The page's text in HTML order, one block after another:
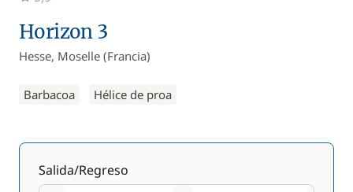
Horizon 3
Hesse, Moselle (Francia)
Barbacoa Hélice de proa
Salida/Regreso